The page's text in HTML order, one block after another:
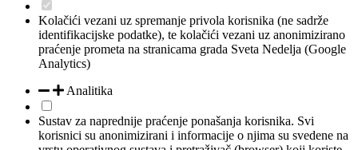
Kolačići vezani uz spremanje privola korisnika (ne sadrže
identifikacijske podatke), te kolačići vezani uz anonimizirano
praćenje prometa na stranicama grada Sveta Nedelja (Google
Analytics)
Analitika
Sustav za naprednije praćenje ponašanja korisnika. Svi
korisnici su anonimizirani i informacije o njima su svedene na